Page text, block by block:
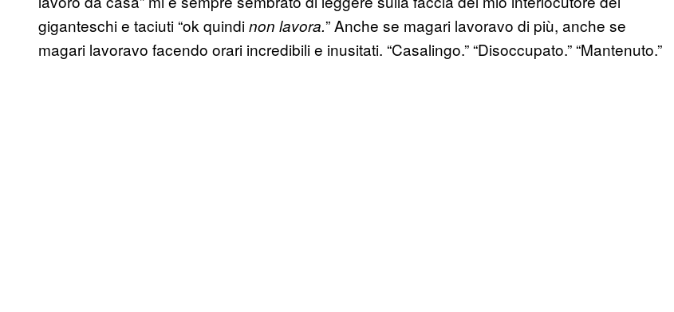
giganteschi e taciuti “ok quindinon lavora.” Anche se magari lavoravo di più, anche se
magari lavoravo facendo orari incredibili e inusitati. “Casalingo.” “Disoccupato.” “Mantenuto.”